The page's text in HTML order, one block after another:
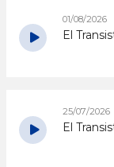
01/08/2026
El
25/07/2026
El